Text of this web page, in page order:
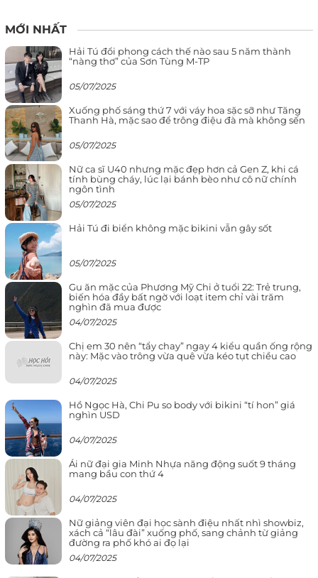
MỚI NHẤT
Hải Tú đổi phong cách thế nào sau 5 năm thành
“nàng thơ” của Sơn Tùng M-TP
05/07/2025
Xuống phố sáng thứ 7 với váy hoa sặc sỡ như Tăng
Thanh Hà, mặc sao để trông điệu đà mà không sến
05/07/2025
Nữ ca sĩ U40 nhưng mặc đẹp hơn cả Gen Z, khi cá
tính bùng cháy, lúc lại bánh bèo như cô nữ chính
ngôn tình
05/07/2025
Hải Tú đi biển không mặc bikini vẫn gây sốt
05/07/2025
Gu ăn mặc của Phương Mỹ Chi ở tuổi 22: Trẻ trung,
biến hóa đầy bất ngờ với loạt item chỉ vài trăm
nghìn đã mua được
04/07/2025
Chị em 30 nên “tẩy chay” ngay 4 kiểu quần ống rộng
này: Mặc vào trông vừa quê vừa kéo tụt chiều cao
04/07/2025
Hồ Ngọc Hà, Chi Pu so body với bikini “tí hon” giá
nghìn USD
04/07/2025
Ái nữ đại gia Minh Nhựa năng động suốt 9 tháng
mang bầu con thứ 4
04/07/2025
Nữ giảng viên đại học sành điệu nhất nhì showbiz,
xách cả “lâu đài” xuống phố, sang chảnh từ giảng
đường ra phố khó ai đọ lại
04/07/2025